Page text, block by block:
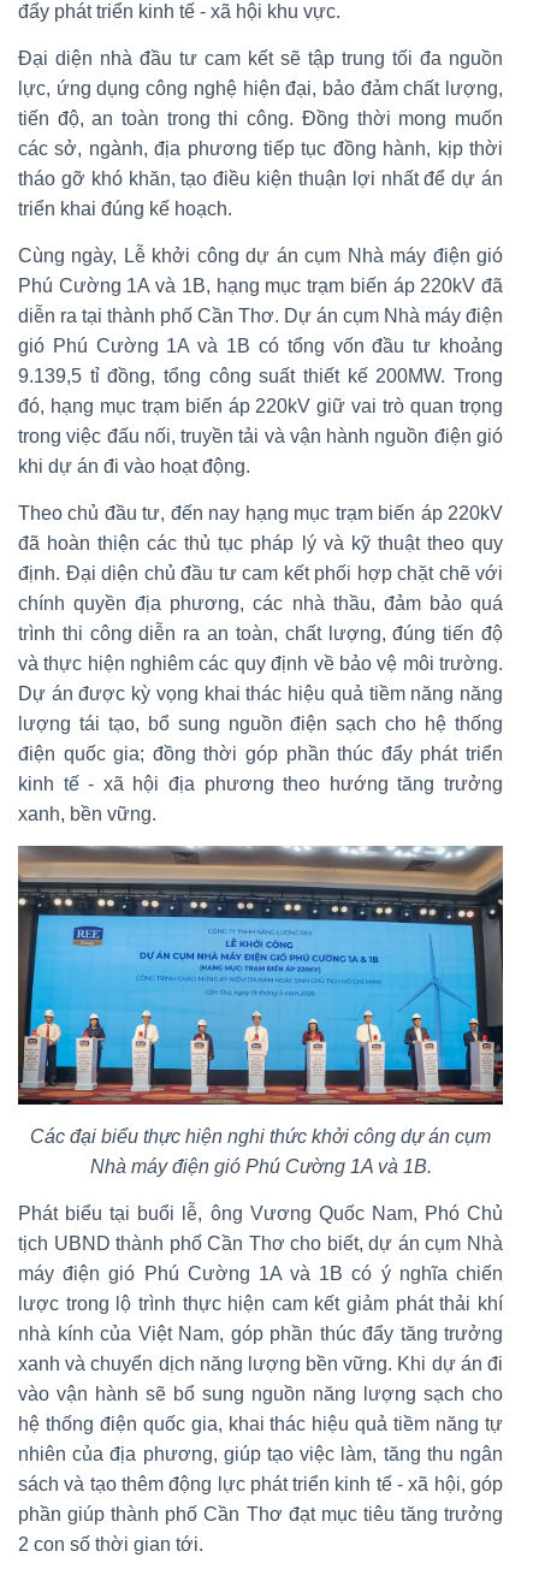
đẩy phát triển kinh tế - xã hội khu vực.
Đại diện nhà đầu tư cam kết sẽ tập trung tối đa nguồn
lực, ứng dụng công nghệ hiện đại, bảo đảm chất lượng,
tiến độ, an toàn trong thi công. Đồng thời mong muốn
các sở, ngành, địa phương tiếp tục đồng hành, kịp thời
tháo gỡ khó khăn, tạo điều kiện thuận lợi nhất để dự án
triển khai đúng kế hoạch.
Cùng ngày, Lễ khởi công dự án cụm Nhà máy điện gió
Phú Cường 1A và 1B, hạng mục trạm biến áp 220kV đã
diễn ra tại thành phố Cần Thơ. Dự án cụm Nhà máy điện
gió Phú Cường 1A và 1B có tổng vốn đầu tư khoảng
9.139,5 tỉ đồng, tổng công suất thiết kế 200MW. Trong
đó, hạng mục trạm biến áp 220kV giữ vai trò quan trọng
trong việc đấu nối, truyền tải và vận hành nguồn điện gió
khi dự án đi vào hoạt động.
Theo chủ đầu tư, đến nay hạng mục trạm biến áp 220kV
đã hoàn thiện các thủ tục pháp lý và kỹ thuật theo quy
định. Đại diện chủ đầu tư cam kết phối hợp chặt chẽ với
chính quyền địa phương, các nhà thầu, đảm bảo quá
trình thi công diễn ra an toàn, chất lượng, đúng tiến độ
và thực hiện nghiêm các quy định về bảo vệ môi trường.
Dự án được kỳ vọng khai thác hiệu quả tiềm năng năng
lượng tái tạo, bổ sung nguồn điện sạch cho hệ thống
điện quốc gia; đồng thời góp phần thúc đẩy phát triển
kinh tế - xã hội địa phương theo hướng tăng trưởng
xanh, bền vững.
Các đại biểu thực hiện nghi thức khởi công dự án cụm
Nhà máy điện gió Phú Cường 1A và 1B.
Phát biểu tại buổi lễ, ông Vương Quốc Nam, Phó Chủ
tịch UBND thành phố Cần Thơ cho biết, dự án cụm Nhà
máy điện gió Phú Cường 1A và 1B có ý nghĩa chiến
lược trong lộ trình thực hiện cam kết giảm phát thải khí
nhà kính của Việt Nam, góp phần thúc đẩy tăng trưởng
xanh và chuyển dịch năng lượng bền vững. Khi dự án đi
vào vận hành sẽ bổ sung nguồn năng lượng sạch cho
hệ thống điện quốc gia, khai thác hiệu quả tiềm năng tự
nhiên của địa phương, giúp tạo việc làm, tăng thu ngân
sách và tạo thêm động lực phát triển kinh tế - xã hội, góp
phần giúp thành phố Cần Thơ đạt mục tiêu tăng trưởng
2 con số thời gian tới.